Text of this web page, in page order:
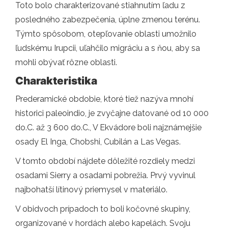
Toto bolo charakterizované stiahnutím ľadu z
posledného zabezpečenia, úplne zmenou terénu.
Týmto spôsobom, otepľovanie oblasti umožnilo
ľudskému Irupcii, uľahčilo migráciu a s ňou, aby sa
mohli obývať rôzne oblasti.
Charakteristika
Prederamické obdobie, ktoré tiež nazýva mnohí
historici paleoindio, je zvyčajne datované od 10 000
do.C. až 3 600 do.C., V Ekvádore boli najznámejšie
osady El Inga, Chobshi, Cubilán a Las Vegas.
V tomto období nájdete dôležité rozdiely medzi
osadami Sierry a osadami pobrežia. Prvý vyvinul
najbohatší lítinový priemysel v materiálo.
V obidvoch prípadoch to boli kočovné skupiny,
organizované v hordách alebo kapelách. Svoju